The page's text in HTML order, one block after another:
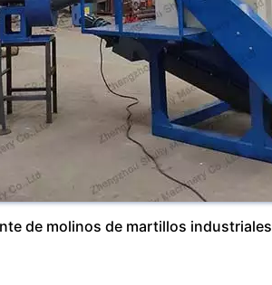
de molinos de martillos industriales